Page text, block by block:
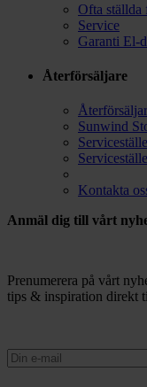
Ofta ställda
Service
Garanti El-
Återförsäljare
Sunwind
Kontakta
Anmäl dig till vårt
Prenumerera på vårt
tips & inspiration direkt